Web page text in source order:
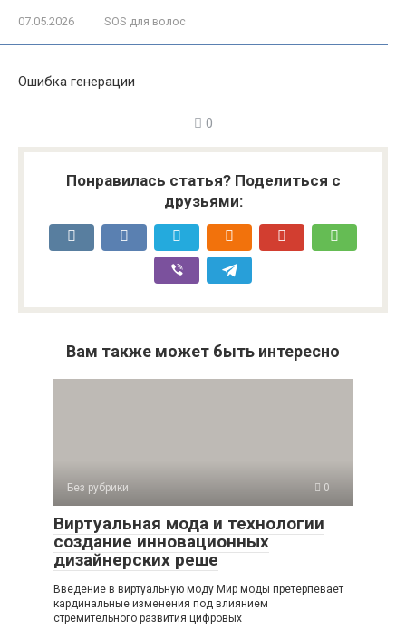
07.05.2026 SOS для волос
Ошибка генерации
0
Понравилась статья? Поделиться с
друзьями:
Вам также может быть интересно
Без рубрики 0
Виртуальная мода и технологии
создание инновационных
дизайнерских реше
Введение в виртуальную моду Мир моды претерпевает
кардинальные изменения под влиянием
стремительного развития цифровых